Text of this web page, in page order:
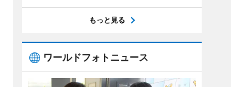
もっと見る
ワールドフォトニュース